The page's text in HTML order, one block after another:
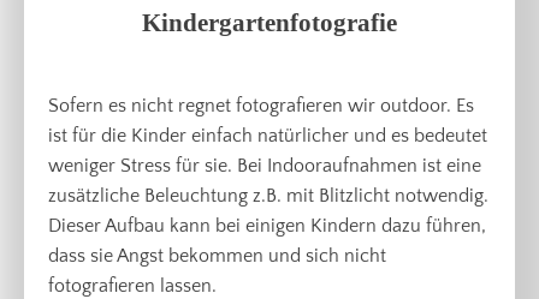
Kindergartenfotografie
Sofern es nicht regnet fotografieren wir outdoor. Es
ist für die Kinder einfach natürlicher und es bedeutet
weniger Stress für sie. Bei Indooraufnahmen ist eine
zusätzliche Beleuchtung z.B. mit Blitzlicht notwendig.
Dieser Aufbau kann bei einigen Kindern dazu führen,
dass sie Angst bekommen und sich nicht
fotografieren lassen.